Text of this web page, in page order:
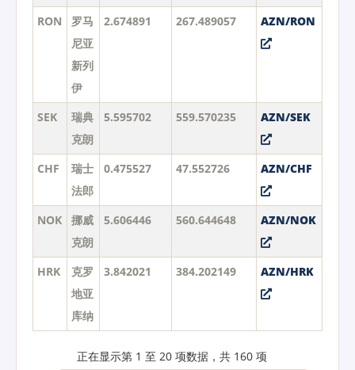
RON
罗马
尼亚
新列
伊
2.674891 267.489057 AZN/RON
SEK
瑞典
克朗
5.595702 559.570235 AZN/SEK
CHF
瑞士
法郎
0.475527 47.552726 AZN/CHF
NOK
挪威
克朗
5.606446 560.644648 AZN/NOK
HRK
克罗
地亚
库纳
3.842021 384.202149 AZN/HRK
正在显示第 1 至 20 项数据，共 160 项